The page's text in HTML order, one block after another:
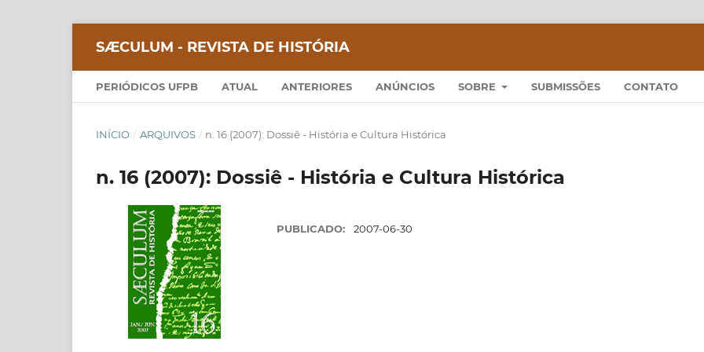
SÆCULUM - REVISTA DE HISTÓRIA
PERIÓDICOS UFPB ATUAL ANTERIORES ANÚNCIOS SOBRE SUBMISSÕES CONTATO
INÍCIO / ARQUIVOS / n. 16 (2007): Dossiê - História e Cultura Histórica
n. 16 (2007): Dossiê - História e Cultura Histórica
PUBLICADO: 2007-06-30